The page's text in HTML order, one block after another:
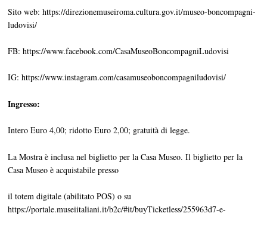
Sito web: https://direzionemuseiroma.cultura.gov.it/museo-boncompagni-
ludovisi/
FB: https://www.facebook.com/CasaMuseoBoncompagniLudovisi
IG: https://www.instagram.com/casamuseoboncompagniludovisi/
Ingresso:
Intero Euro 4,00; ridotto Euro 2,00; gratuità di legge.
La Mostra è inclusa nel biglietto per la Casa Museo. Il biglietto per la
Casa Museo è acquistabile presso
il totem digitale (abilitato POS) o su
https://portale.museiitaliani.it/b2c/#it/buyTicketless/255963d7-e-